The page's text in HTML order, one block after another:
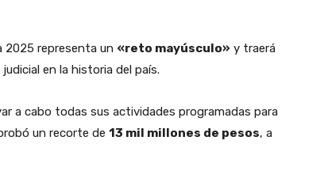
2025 representa un «reto mayúsculo» y traerá
en la historia del país.
a cabo todas sus actividades programadas para
un recorte de 13 mil millones de pesos, a